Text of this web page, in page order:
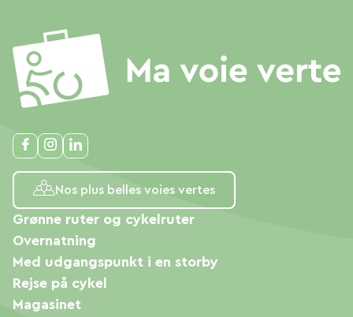
Nos plus belles voies vertes
Grønne ruter og cykelruter
Overnatning
Med udgangspunkt i en storby
Rejse på cykel
Magasinet